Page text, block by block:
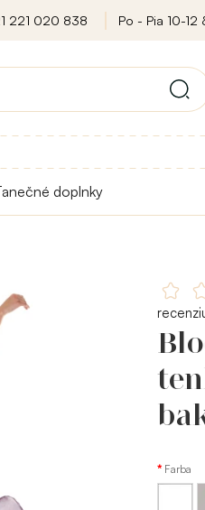
221 020 838 Po - Pia 10-12
doplnky
Farba